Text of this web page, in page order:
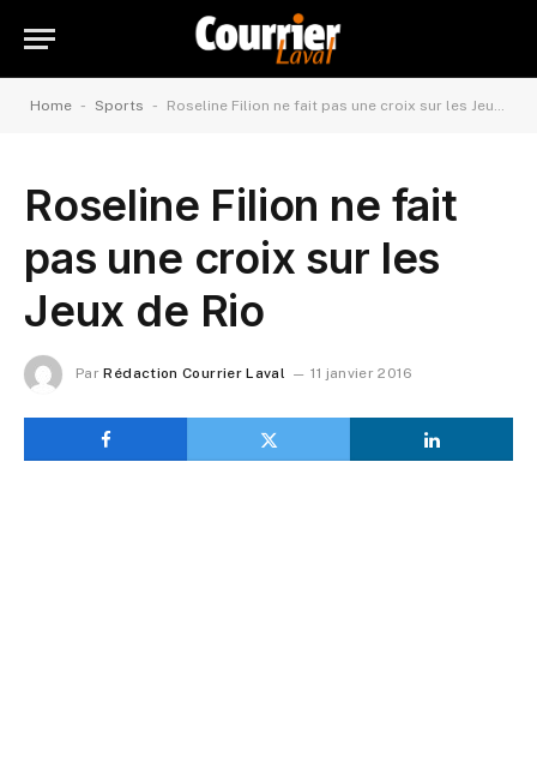
Home - Sports - Roseline Filion ne fait pas une croix sur les Jeux de Rio
Roseline Filion ne fait
pas une croix sur les
Jeux de Rio
Par Rédaction Courrier Laval 11 janvier 2016